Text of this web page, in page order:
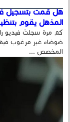
هل قمت بتسجيل
المذهل يقوم
كم مرة سجلتَ فيديو
ضوضاء غير مرغوب
المخصص ...